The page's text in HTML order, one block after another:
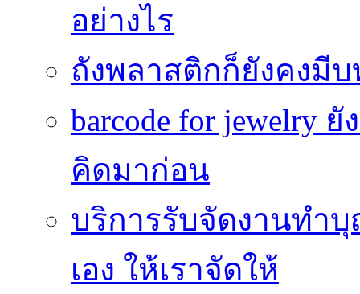
อย่างไร
ถังพลาสติกก็ยังคงมี
barcode for jewelry
คิดมาก่อน
บริการรับจัดงานทำ
เอง ให้เราจัดให้